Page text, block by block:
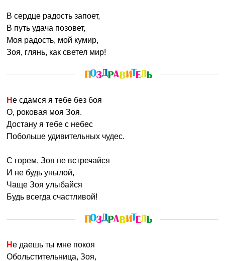
В сердце радость запоет,
В путь удача позовет,
Моя радость, мой кумир,
Зоя, глянь, как светел мир!
Не сдамся я тебе без боя
О, роковая моя Зоя.
Достану я тебе с небес
Побольше удивительных чудес.
С горем, Зоя не встречайся
И не будь унылой,
Чаще Зоя улыбайся
Будь всегда счастливой!
Не даешь ты мне покоя
Обольстительница, Зоя,